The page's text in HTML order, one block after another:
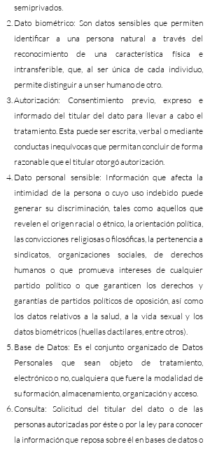
semiprivados.
Dato biométrico: Son datos sensibles que permiten
identificar a una persona natural a través del
reconocimiento de una característica física e
intransferible, que, al ser única de cada individuo,
permite distinguir a un ser humano de otro.
Autorización: Consentimiento previo, expreso e
informado del titular del dato para llevar a cabo el
tratamiento. Esta puede ser escrita, verbal o mediante
conductas inequívocas que permitan concluir de forma
razonable que el titular otorgó autorización.
Dato personal sensible: Información que afecta la
intimidad de la persona o cuyo uso indebido puede
generar su discriminación, tales como aquellos que
revelen el origen racial o étnico, la orientación política,
las convicciones religiosas o filosóficas, la pertenencia a
sindicatos, organizaciones sociales, de derechos
humanos o que promueva intereses de cualquier
partido político o que garanticen los derechos y
garantías de partidos políticos de oposición, así como
los datos relativos a la salud, a la vida sexual y los
datos biométricos (huellas dactilares, entre otros).
Base de Datos: Es el conjunto organizado de Datos
Personales que sean objeto de tratamiento,
electrónico o no, cualquiera que fuere la modalidad de
su formación, almacenamiento, organización y acceso.
Consulta: Solicitud del titular del dato o de las
personas autorizadas por éste o por la ley para conocer
la información que reposa sobre él en bases de datos o